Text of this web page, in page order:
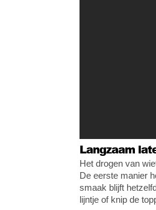
Langzaam
Het drogen van
De eerste manier
smaak blijft
lijntje of knip de